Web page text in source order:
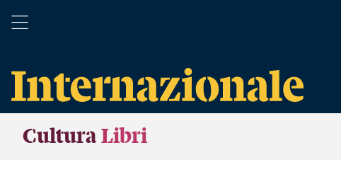
Cultura Libri